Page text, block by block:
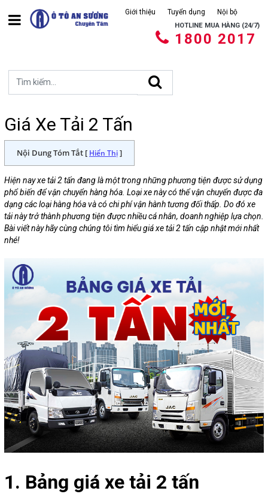
Giới thiệu Tuyển dụng Nội bộ
HOTLINE MUA HÀNG (24/7)
1800 2017
Giá Xe Tải 2 Tấn
Nội Dung Tóm Tắt [ Hiển Thị]
Hiện nay xe tải 2 tấn đang là một trong những phương tiện được sử dụng
phổ biến để vận chuyển hàng hóa. Loại xe này có thể vận chuyển được đa
dạng các loại hàng hóa và có chi phí vận hành tương đối thấp. Do đó xe
tải này trở thành phương tiện được nhiều cá nhân, doanh nghiệp lựa chọn.
Bài viết này hãy cùng chúng tôi tìm hiểu giá xe tải 2 tấn cập nhật mới nhất
nhé!
1. Bảng giá xe tải 2 tấn